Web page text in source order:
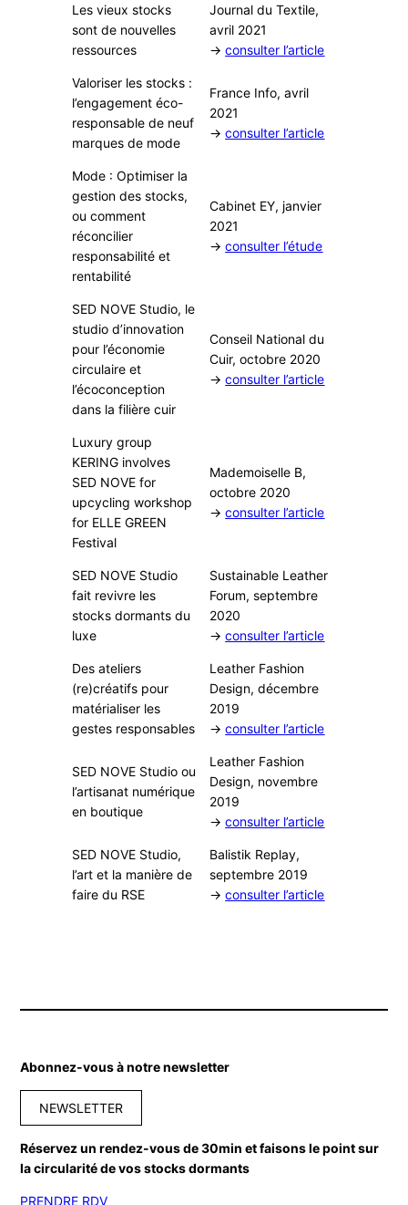
Les vieux stocks
sont de nouvelles
ressources
Journal du Textile,
avril 2021
→consulter l’article
Valoriser les stocks :
l’engagement éco-
responsable de neuf
marques de mode
France Info, avril
2021
→consulter l’article
Mode : Optimiser la
gestion des stocks,
ou comment
réconcilier
responsabilité et
rentabilité
Cabinet EY, janvier
2021
→consulter l’étude
SED NOVE Studio, le
studio d’innovation
pour l’économie
circulaire et
l’écoconception
dans la filière cuir
Conseil National du
Cuir, octobre 2020
→consulter l’article
Luxury group
KERING involves
SED NOVE for
upcycling workshop
for ELLE GREEN
Festival
Mademoiselle B,
octobre 2020
→consulter l’article
SED NOVE Studio
fait revivre les
stocks dormants du
luxe
Sustainable Leather
Forum, septembre
2020
→consulter l’article
Des ateliers
(re)créatifs pour
matérialiser les
gestes responsables
Leather Fashion
Design, décembre
2019
→consulter l’article
SED NOVE Studio ou
l’artisanat numérique
en boutique
Leather Fashion
Design, novembre
2019
→consulter l’article
SED NOVE Studio,
l’art et la manière de
faire du RSE
Balistik Replay,
septembre 2019
→consulter l’article
Abonnez-vous à notre newsletter
NEWSLETTER
Réservez un rendez-vous de 30min et faisons le point sur
la circularité de vos stocks dormants
PRENDRE RDV